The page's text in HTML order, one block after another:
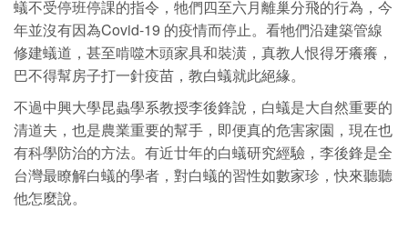
蟻不受停班停課的指令，牠們四至六月離巢分飛的行為，今
年並沒有因為Covid-19 的疫情而停止。看牠們沿建築管線
修建蟻道，甚至啃噬木頭家具和裝潢，真教人恨得牙癢癢，
巴不得幫房子打一針疫苗，教白蟻就此絕緣。
不過中興大學昆蟲學系教授李後鋒說，白蟻是大自然重要的
清道夫，也是農業重要的幫手，即便真的危害家園，現在也
有科學防治的方法。有近廿年的白蟻研究經驗，李後鋒是全
台灣最瞭解白蟻的學者，對白蟻的習性如數家珍，快來聽聽
他怎麼說。